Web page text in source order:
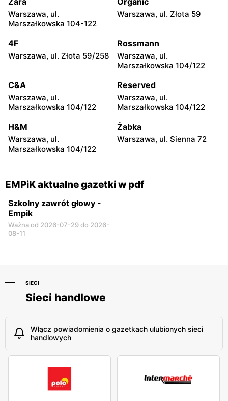
EMPiK
Śląskich 106
EMPiK
25
EMPiK
Ostrobramska 75C
EMPiK
Tadeusza Pełczyńskiego 14
EMPiK EMPiK
A
EMPiK EMPiK
Warszawa, ul.
Marszałkowska 104-122
Warszawa, ul. Złota 59
4F
Warszawa, ul. Złota 59/258
Rossmann
Warszawa, ul.
Marszałkowska 104/122
C&A
Warszawa, ul.
Marszałkowska 104/122
Reserved
Warszawa, ul.
Marszałkowska 104/122
H&M
Warszawa, ul.
Marszałkowska 104/122
Żabka
Warszawa, ul. Sienna 72
EMPiK aktualne gazetki w pdf
Szkolny zawrót głowy -
Empik
Ważna od 2026-07-29 do 2026-
08-11
SIECI
Sieci handlowe
Włącz powiadomienia o gazetkach ulubionych sieci
handlowych